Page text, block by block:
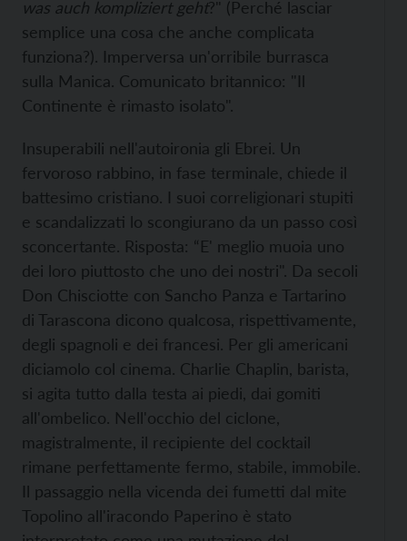
was auch kompliziert geht?" (Perché lasciar
semplice una cosa che anche complicata
funziona?). Imperversa un'orribile burrasca
sulla Manica. Comunicato britannico: "Il
Continente è rimasto isolato".
Insuperabili nell'autoironia gli Ebrei. Un
fervoroso rabbino, in fase terminale, chiede il
battesimo cristiano. I suoi correligionari stupiti
e scandalizzati lo scongiurano da un passo così
sconcertante. Risposta: “E' meglio muoia uno
dei loro piuttosto che uno dei nostri". Da secoli
Don Chisciotte con Sancho Panza e Tartarino
di Tarascona dicono qualcosa, rispettivamente,
degli spagnoli e dei francesi. Per gli americani
diciamolo col cinema. Charlie Chaplin, barista,
si agita tutto dalla testa ai piedi, dai gomiti
all'ombelico. Nell'occhio del ciclone,
magistralmente, il recipiente del cocktail
rimane perfettamente fermo, stabile, immobile.
Il passaggio nella vicenda dei fumetti dal mite
Topolino all'iracondo Paperino è stato